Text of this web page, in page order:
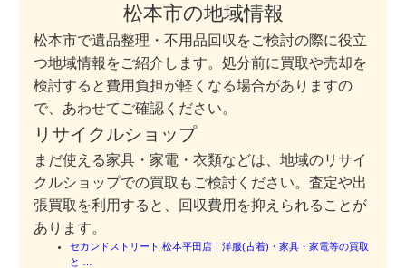
松本市の地域情報
松本市で遺品整理・不用品回収をご検討の際に役立
つ地域情報をご紹介します。処分前に買取や売却を
検討すると費用負担が軽くなる場合がありますの
で、あわせてご確認ください。
リサイクルショップ
まだ使える家具・家電・衣類などは、地域のリサイ
クルショップでの買取もご検討ください。査定や出
張買取を利用すると、回収費用を抑えられることが
あります。
セカンドストリート 松本平田店｜洋服(古着)・家具・家電等の買取
と …